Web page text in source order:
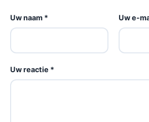
Uw naam * Uw e-
Uw reactie *